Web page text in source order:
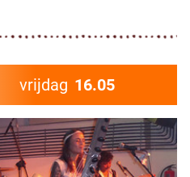
vrijdag 16.05